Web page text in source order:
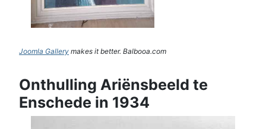
Joomla Gallery makes it better. Balbooa.com
Onthulling Ariënsbeeld te
Enschede in 1934